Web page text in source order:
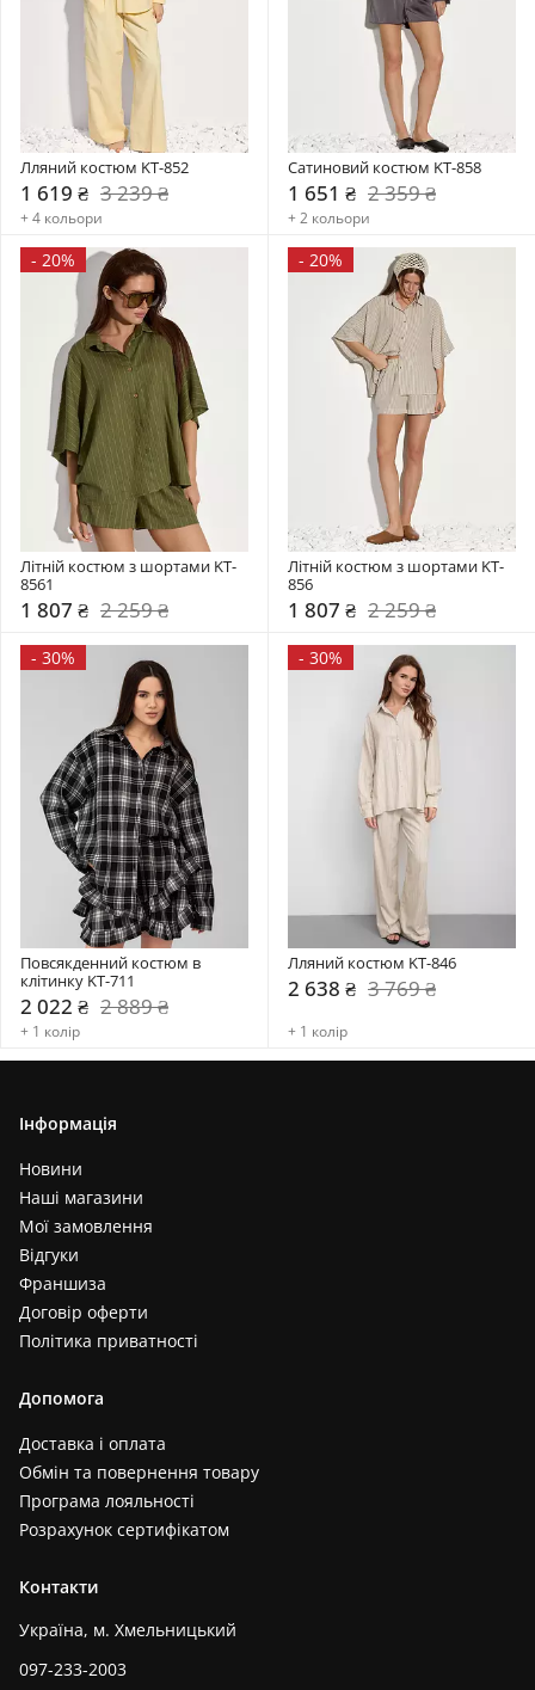
Лляний костюм KT-852
1 619 ₴ 3 239 ₴
+ 4 кольори
Сатиновий костюм KT-858
1 651 ₴ 2 359 ₴
+ 2 кольори
- 20%
Літній костюм з шортами KT-
8561
1 807 ₴ 2 259 ₴
- 20%
Літній костюм з шортами KT-
856
1 807 ₴ 2 259 ₴
- 30%
Повсякденний костюм в
клітинку KT-711
2 022 ₴ 2 889 ₴
+ 1 колір
- 30%
Лляний костюм KT-846
2 638 ₴ 3 769 ₴
+ 1 колір
Інформація
Новини
Наші магазини
Мої замовлення
Відгуки
Франшиза
Договір оферти
Політика приватності
Допомога
Доставка і оплата
Обмін та повернення товару
Програма лояльності
Розрахунок сертифікатом
Контакти
Україна, м. Хмельницький
097-233-2003